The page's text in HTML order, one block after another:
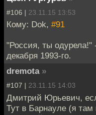
#106 | 23.11.15 13:53
Кому: Dok, #91
"Россия, ты
декабря 1993-го.
dremota »
#107 | 23.11.15 14:03
Дмитрий Юрьевич,
Тут в Барнауле (я